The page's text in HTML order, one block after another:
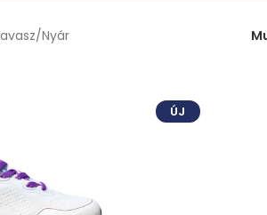
Nyár
ÚJ